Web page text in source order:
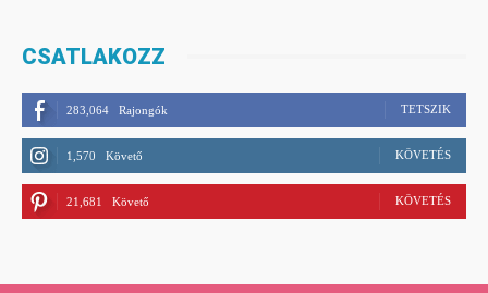
CSATLAKOZZ
283,064 Rajongók TETSZIK
1,570 Követő KÖVETÉS
21,681 Követő KÖVETÉS